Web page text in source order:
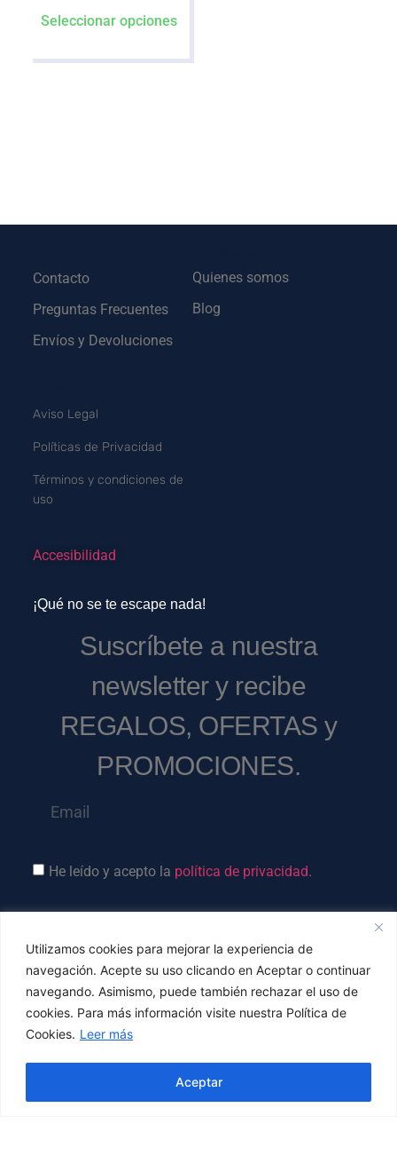
Utilizamos cookies para mejorar la experiencia de
navegación. Acepte su uso clicando en Aceptar o continuar
navegando. Asimismo, puede también rechazar el uso de
cookies. Para más información visite nuestra Política de
Cookies. Leer más
Aceptar
Seleccionar opciones
Contacto
Preguntas Frecuentes
Envíos y Devoluciones
Quienes somos
Blog
Aviso Legal
Políticas de Privacidad
Términos y condiciones de
uso
Accesibilidad
¡Qué no se te escape nada!
Suscríbete a nuestra
newsletter y recibe
REGALOS, OFERTAS y
PROMOCIONES.
He leído y acepto la política de privacidad.
Calle José Enrique Marrero, 9 – CP 35017
Las Palmas de Gran Canaria
info@braszuca.com
Hola! ¿En qué podemos ayudarte?